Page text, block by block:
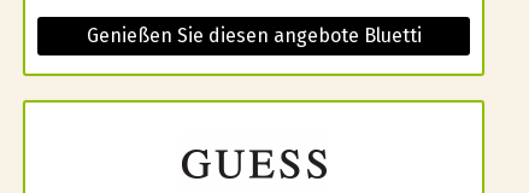
Genießen Sie diesen angebote Bluetti